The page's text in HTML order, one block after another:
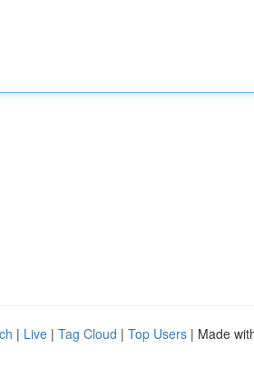
| Live | Tag Cloud | Top Users | Made